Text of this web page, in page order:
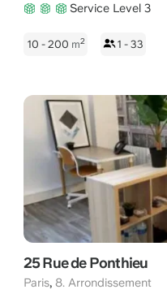
Service Level 3
10 - 200 m2 1 - 33
25 Rue de Ponthieu
Paris, 8. Arrondissement